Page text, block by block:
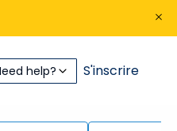
help? S'inscrire